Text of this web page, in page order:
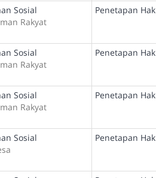
Sosial
Rakyat
Penetapan Hak
Sosial
Rakyat
Penetapan Hak
Sosial
Rakyat
Penetapan Hak
Sosial
Penetapan Hak